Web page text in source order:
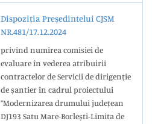
Dispoziția Președintelui CJSM
NR.481/17.12.2024
privind numirea comisiei de
evaluare în vederea atribuirii
contractelor de Servicii de dirigenție
de șantier în cadrul proiectului
”Modernizarea drumului județean
DJ193 Satu Mare-Borlești-Limita de